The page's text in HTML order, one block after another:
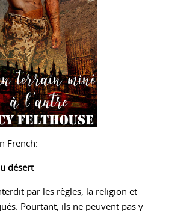
French:
désert
par les règles, la religion et
Pourtant, ils ne peuvent pas y